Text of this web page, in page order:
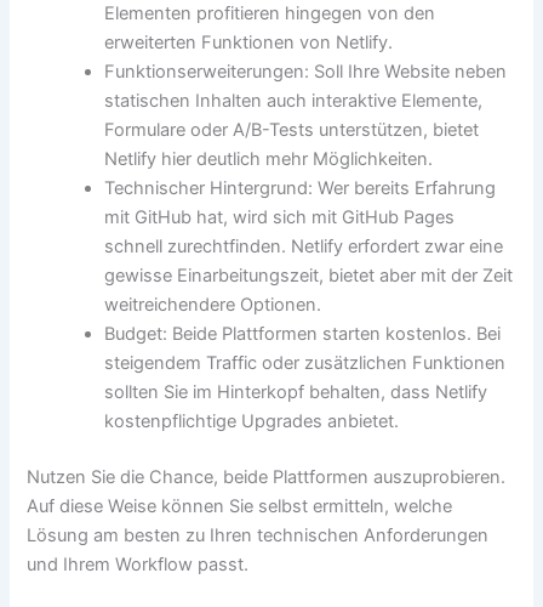
Elementen profitieren hingegen von den
erweiterten Funktionen von Netlify.
Funktionserweiterungen: Soll Ihre Website neben
statischen Inhalten auch interaktive Elemente,
Formulare oder A/B-Tests unterstützen, bietet
Netlify hier deutlich mehr Möglichkeiten.
Technischer Hintergrund: Wer bereits Erfahrung
mit GitHub hat, wird sich mit GitHub Pages
schnell zurechtfinden. Netlify erfordert zwar eine
gewisse Einarbeitungszeit, bietet aber mit der Zeit
weitreichendere Optionen.
Budget: Beide Plattformen starten kostenlos. Bei
steigendem Traffic oder zusätzlichen Funktionen
sollten Sie im Hinterkopf behalten, dass Netlify
kostenpflichtige Upgrades anbietet.
Nutzen Sie die Chance, beide Plattformen auszuprobieren.
Auf diese Weise können Sie selbst ermitteln, welche
Lösung am besten zu Ihren technischen Anforderungen
und Ihrem Workflow passt.